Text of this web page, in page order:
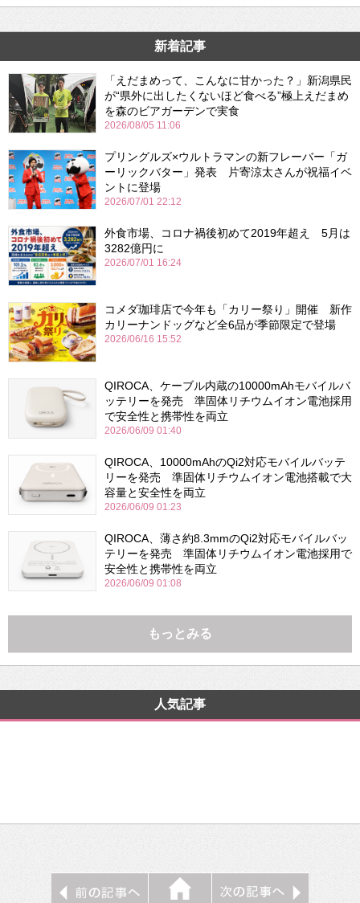
新着記事
「えだまめって、こんなに甘かった？」新潟県民
が“県外に出したくないほど食べる”極上えだまめ
を森のビアガーデンで実食
2026/08/05 11:06
プリングルズ×ウルトラマンの新フレーバー「ガ
ーリックバター」発表 片寄涼太さんが祝福イベ
ントに登場
2026/07/01 22:12
外食市場、コロナ禍後初めて2019年超え 5月は
3282億円に
2026/07/01 16:24
コメダ珈琲店で今年も「カリー祭り」開催 新作
カリーナンドッグなど全6品が季節限定で登場
2026/06/16 15:52
QIROCA、ケーブル内蔵の10000mAhモバイルバ
ッテリーを発売 準固体リチウムイオン電池採用
で安全性と携帯性を両立
2026/06/09 01:40
QIROCA、10000mAhのQi2対応モバイルバッテ
リーを発売 準固体リチウムイオン電池搭載で大
容量と安全性を両立
2026/06/09 01:23
QIROCA、薄さ約8.3mmのQi2対応モバイルバッ
テリーを発売 準固体リチウムイオン電池採用で
安全性と携帯性を両立
2026/06/09 01:08
もっとみる
人気記事